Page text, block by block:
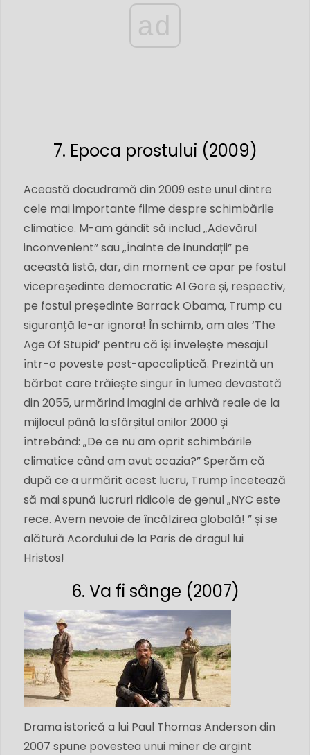
ad
7. Epoca prostului (2009)
Această docudramă din 2009 este unul dintre
cele mai importante filme despre schimbările
climatice. M-am gândit să includ „Adevărul
inconvenient” sau „Înainte de inundații” pe
această listă, dar, din moment ce apar pe fostul
vicepreședinte democratic Al Gore și, respectiv,
pe fostul președinte Barrack Obama, Trump cu
siguranță le-ar ignora! În schimb, am ales ‘The
Age Of Stupid’ pentru că își învelește mesajul
într-o poveste post-apocaliptică. Prezintă un
bărbat care trăiește singur în lumea devastată
din 2055, urmărind imagini de arhivă reale de la
mijlocul până la sfârșitul anilor 2000 și
întrebând: „De ce nu am oprit schimbările
climatice când am avut ocazia?” Sperăm că
după ce a urmărit acest lucru, Trump încetează
să mai spună lucruri ridicole de genul „NYC este
rece. Avem nevoie de încălzirea globală! ” și se
alătură Acordului de la Paris de dragul lui
Hristos!
6. Va fi sânge (2007)
Drama istorică a lui Paul Thomas Anderson din
2007 spune povestea unui miner de argint